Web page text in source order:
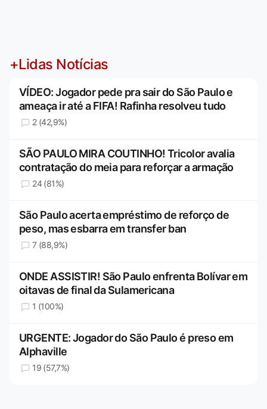
+Lidas Notícias
VÍDEO: Jogador pede pra sair do São Paulo e
ameaça ir até a FIFA! Rafinha resolveu tudo
2 (42,9%)
SÃO PAULO MIRA COUTINHO! Tricolor avalia
contratação do meia para reforçar a armação
24 (81%)
São Paulo acerta empréstimo de reforço de
peso, mas esbarra em transfer ban
7 (88,9%)
ONDE ASSISTIR! São Paulo enfrenta Bolívar em
oitavas de final da Sulamericana
1 (100%)
URGENTE: Jogador do São Paulo é preso em
Alphaville
19 (57,7%)